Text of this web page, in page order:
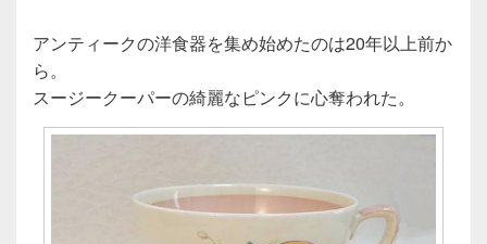
アンティークの洋食器を集め始めたのは20年以上前か
ら。
スージークーパーの綺麗なピンクに心奪われた。